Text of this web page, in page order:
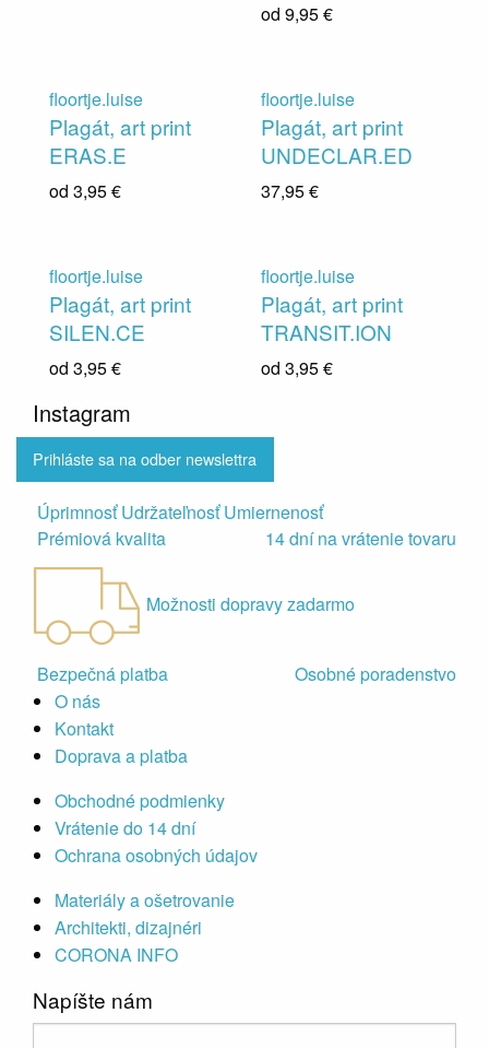
od 9,95 €
floortje.luise
Plagát, art print
ERAS.E
od 3,95 €
floortje.luise
Plagát, art print
UNDECLAR.ED
37,95 €
floortje.luise
Plagát, art print
SILEN.CE
od 3,95 €
floortje.luise
Plagát, art print
TRANSIT.ION
od 3,95 €
Instagram
Prihláste sa na odber newslettra
Úprimnosť Udržateľnosť Umiernenosť
Prémiová kvalita
14 dní na vrátenie tovaru
Možnosti dopravy zadarmo
Bezpečná platba
Osobné poradenstvo
O nás
Kontakt
Doprava a platba
Obchodné podmienky
Vrátenie do 14 dní
Ochrana osobných údajov
Materiály a ošetrovanie
Architekti, dizajnéri
CORONA INFO
Napíšte nám